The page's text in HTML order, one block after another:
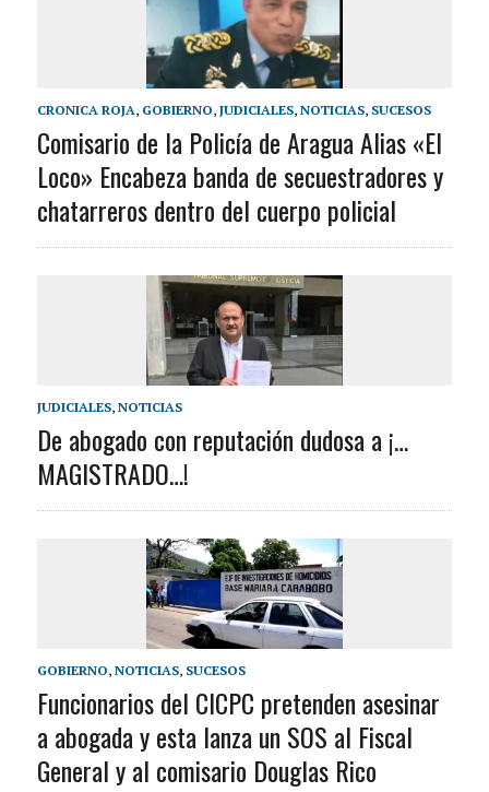
CRONICA ROJA, GOBIERNO, JUDICIALES, NOTICIAS, SUCESOS
Comisario de la Policía de Aragua Alias «El
Loco» Encabeza banda de secuestradores y
chatarreros dentro del cuerpo policial
JUDICIALES, NOTICIAS
De abogado con reputación dudosa a ¡…
MAGISTRADO…!
GOBIERNO, NOTICIAS, SUCESOS
Funcionarios del CICPC pretenden asesinar
a abogada y esta lanza un SOS al Fiscal
General y al comisario Douglas Rico